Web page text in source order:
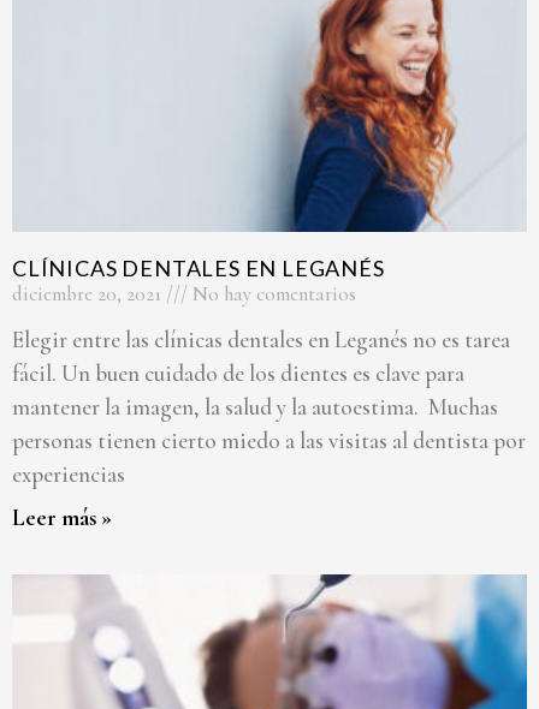
CLÍNICAS DENTALES EN LEGANÉS
diciembre 20, 2021 No hay comentarios
Elegir entre las clínicas dentales en Leganés no es tarea
fácil. Un buen cuidado de los dientes es clave para
mantener la imagen, la salud y la autoestima. Muchas
personas tienen cierto miedo a las visitas al dentista por
experiencias
Leer más »